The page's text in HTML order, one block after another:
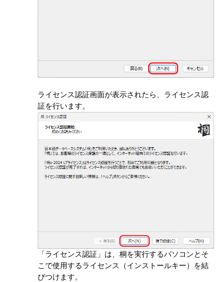
ライセンス認証画面が表示されたら、ライセンス認
証を行います。
「ライセンス認証」は、桐を実行するパソコンとそ
こで使用するライセンス（インストールキー）を結
びつけます。